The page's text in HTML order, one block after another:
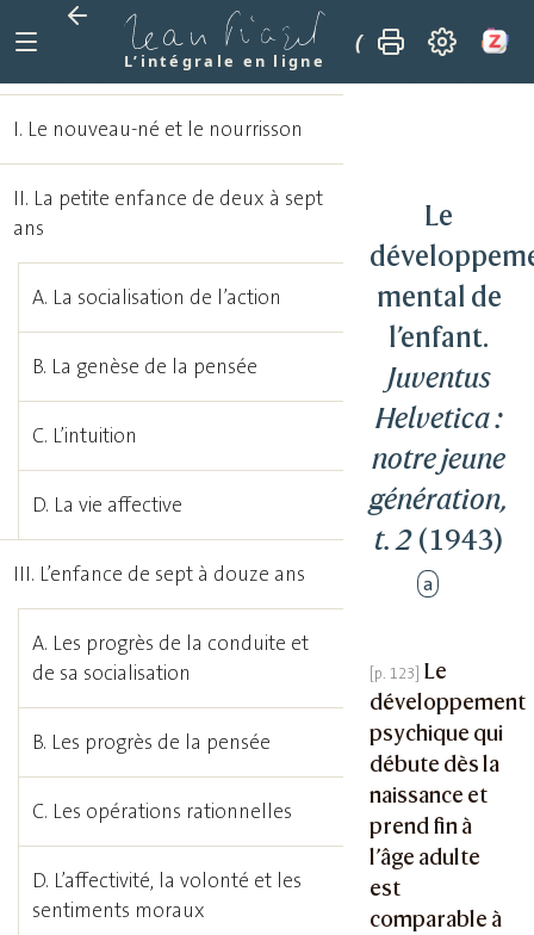
L’intégrale en ligne
(1943) Le
Le
mental de
l’enfant.
Juventus
Helvetica :
notre jeune
génération,
t. 2 (1943)
a
Le
développement
psychique qui
débute dès la
naissance et
prend fin à
l’âge adulte
est
comparable à
I. Le nouveau-né et le nourrisson
II. La petite enfance de deux à sept
ans
A. La socialisation de l’action
B. La genèse de la pensée
C. L’intuition
D. La vie affective
III. L’enfance de sept à douze ans
A. Les progrès de la conduite et
de sa socialisation
B. Les progrès de la pensée
C. Les opérations rationnelles
D. L’affectivité, la volonté et les
sentiments moraux